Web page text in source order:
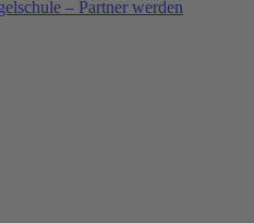
– Partner werden